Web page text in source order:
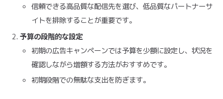
信頼できる高品質な配信先を選び、低品質なパートナーサ
イトを排除することが重要です。
予算の段階的な設定
初期の広告キャンペーンでは予算を少額に設定し、状況を
確認しながら増額する方法がおすすめです。
初期段階での無駄な支出を防ぎます。